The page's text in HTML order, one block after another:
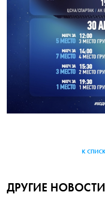
К
ДРУГИЕ